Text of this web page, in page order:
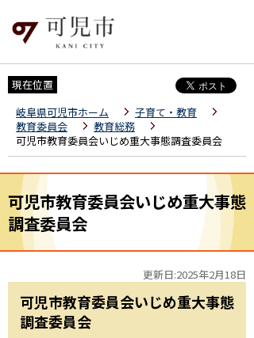
現在位置
岐阜県可児市ホーム
子育て・教育
教育委員会
教育総務
可児市教育委員会いじめ重大事態調査委員会
可児市教育委員会いじめ重大事態
調査委員会
更新日:2025年2月18日
可児市教育委員会いじめ重大事態
調査委員会